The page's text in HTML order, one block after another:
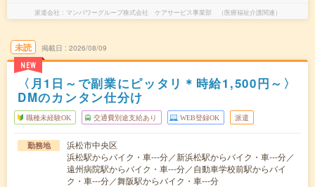
派遣会社 マンパワーグループ株式会社 ケアサービス事業部 （医療福祉介護関連）
未読
NEW
掲載日 2026/08/09
〈月1日～で副業にピッタリ＊時給1,500円～〉
DMのカンタン仕分け
職種未経験OK 交通費別途支給あり WEB登録OK 派遣
勤務地
浜松市中央区
浜松駅からバイク・車---分／新浜松駅からバイク・車---分／
遠州病院駅からバイク・車---分／自動車学校前駅からバイ
ク・車---分／舞阪駅からバイク・車---分